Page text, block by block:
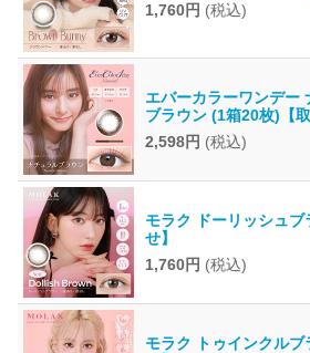
1,760円 (税込)
エバーカラーワンデー
ブラウン (1箱20枚)【取
2,598円 (税込)
モラク ドーリッシュ
せ】
1,760円 (税込)
モラク トゥインクル